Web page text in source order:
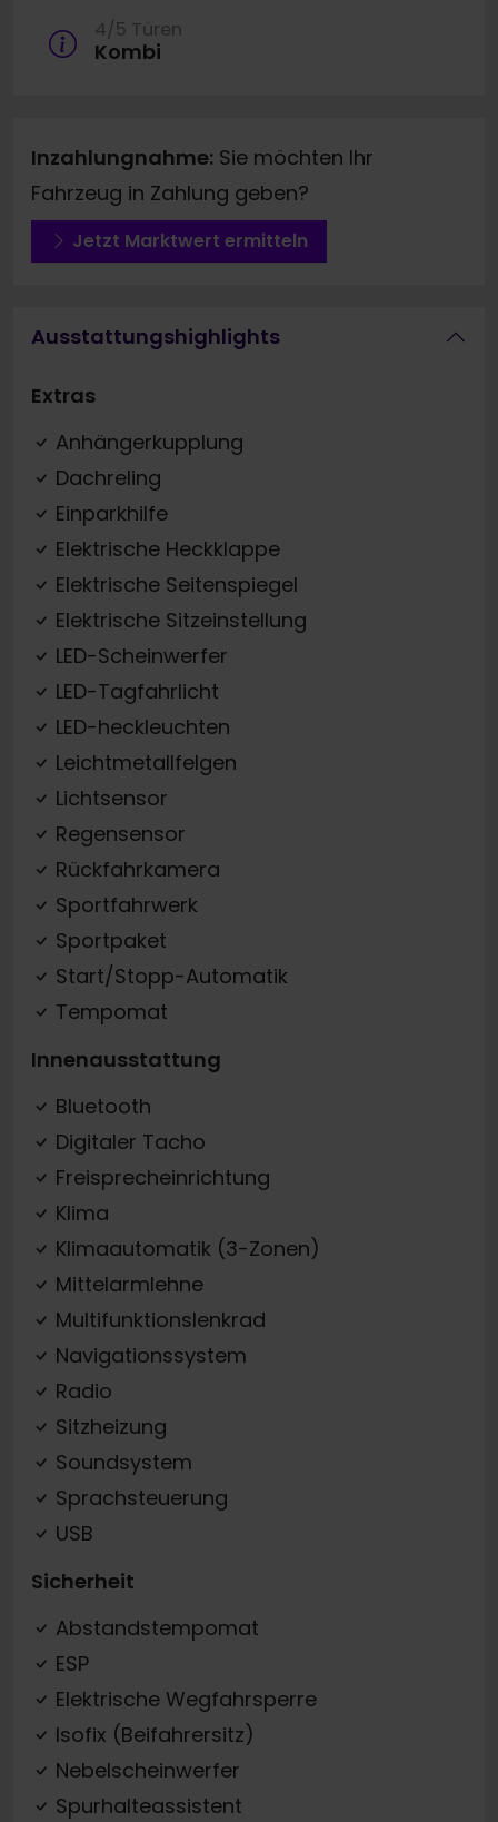
4/5 Türen
Kombi
Inzahlungnahme: Sie möchten Ihr
Fahrzeug in Zahlung geben?
Jetzt Marktwert ermitteln
Ausstattungshighlights
Extras
Anhängerkupplung
Dachreling
Einparkhilfe
Elektrische Heckklappe
Elektrische Seitenspiegel
Elektrische Sitzeinstellung
LED-Scheinwerfer
LED-Tagfahrlicht
LED-heckleuchten
Leichtmetallfelgen
Lichtsensor
Regensensor
Rückfahrkamera
Sportfahrwerk
Sportpaket
Start/Stopp-Automatik
Tempomat
Innenausstattung
Bluetooth
Digitaler Tacho
Freisprecheinrichtung
Klima
Klimaautomatik (3-Zonen)
Mittelarmlehne
Multifunktionslenkrad
Navigationssystem
Radio
Sitzheizung
Soundsystem
Sprachsteuerung
USB
Sicherheit
Abstandstempomat
ESP
Elektrische Wegfahrsperre
Isofix (Beifahrersitz)
Nebelscheinwerfer
Spurhalteassistent